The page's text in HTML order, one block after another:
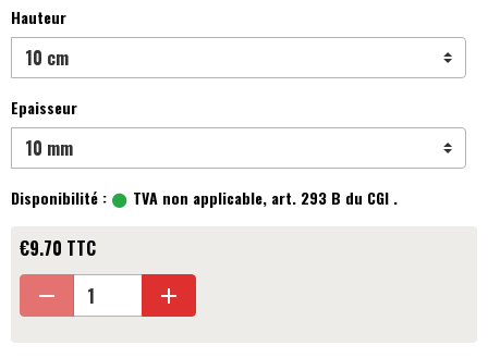
Hauteur
Epaisseur
Disponibilité : TVA non applicable, art. 293 B du CGI .
€9.70 TTC